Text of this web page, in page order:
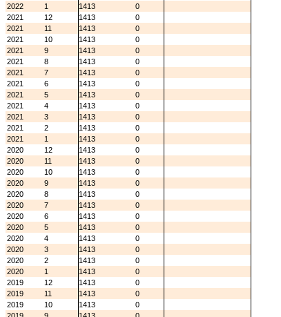
2022
1 1413
0
2021
12 1413
0
2021
11 1413
0
2021
10 1413
0
2021
9 1413
0
2021
8 1413
0
2021
7 1413
0
2021
6 1413
0
2021
5 1413
0
2021
4 1413
0
2021
3 1413
0
2021
2 1413
0
2021
1 1413
0
2020
12 1413
0
2020
11 1413
0
2020
10 1413
0
2020
9 1413
0
2020
8 1413
0
2020
7 1413
0
2020
6 1413
0
2020
5 1413
0
2020
4 1413
0
2020
3 1413
0
2020
2 1413
0
2020
1 1413
0
2019
12 1413
0
2019
11 1413
0
2019
10 1413
0